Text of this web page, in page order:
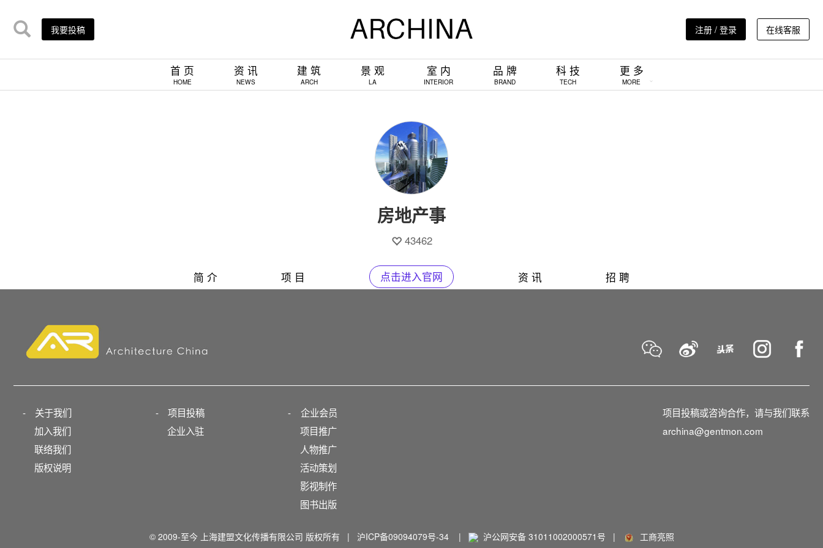
我要投稿 注册 / 登录 在线客服
首 页
HOME
资 讯
NEWS
建 筑
ARCH
景 观
LA
室 内
INTERIOR
品 牌
BRAND
科 技
TECH
更 多
MORE
房地产事
43462
简 介 项 目 点击进入官网 资 讯 招 聘
-
关于我们
加入我们
联络我们
版权说明
-
项目投稿
企业入驻
-
企业会员
项目推广
人物推广
活动策划
影视制作
图书出版
项目投稿或咨询合作，请与我们联系
archina@gentmon.com
© 2009-至今 上海建盟文化传播有限公司 版权所有 | 沪ICP备09094079号-34| 沪公网安备 31011002000571号 | 工商亮照